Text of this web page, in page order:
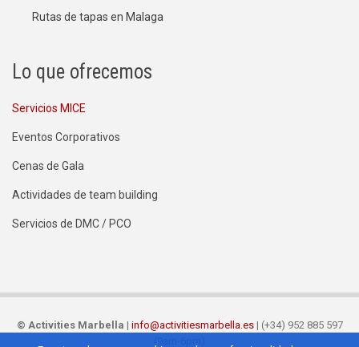
Rutas de tapas en Malaga
Lo que ofrecemos
Servicios MICE
Eventos Corporativos
Cenas de Gala
Actividades de team building
Servicios de DMC / PCO
© Activities Marbella | info@activitiesmarbella.es| (+34) 952 885 597